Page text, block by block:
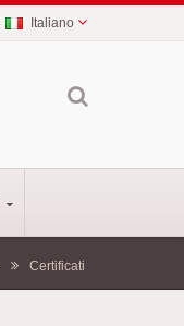
Italiano
Certificati